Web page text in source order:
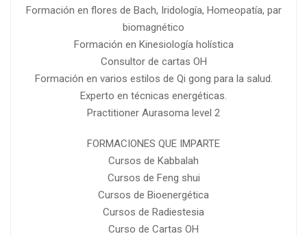
Formación en flores de Bach, Iridología, Homeopatía, par
biomagnético
Formación en Kinesiología holística
Consultor de cartas OH
Formación en varios estilos de Qi gong para la salud.
Experto en técnicas energéticas.
Practitioner Aurasoma level 2
FORMACIONES QUE IMPARTE
Cursos de Kabbalah
Cursos de Feng shui
Cursos de Bioenergética
Cursos de Radiestesia
Curso de Cartas OH